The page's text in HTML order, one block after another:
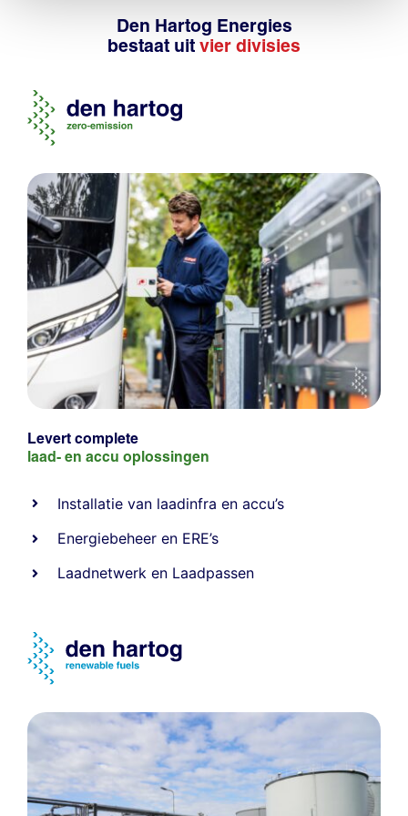
Den Hartog Energies
bestaat uit vier divisies
Levert complete
laad- en accu oplossingen
Installatie van laadinfra en accu’s
Energiebeheer en ERE’s
Laadnetwerk en Laadpassen